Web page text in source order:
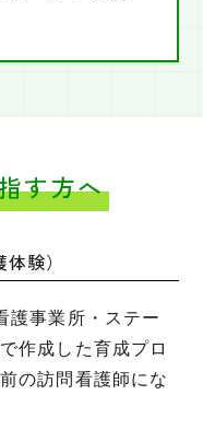
す方へ
体験）
護事業所・ステー
作成した育成プロ
の訪問看護師にな